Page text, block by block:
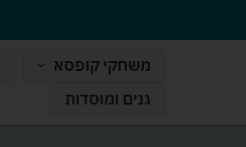
משחקי קופסא
גנים ומוסדות